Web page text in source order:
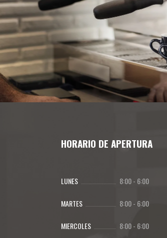
HORARIO DE APERTURA
LUNES 8:00- 6:00
MARTES 8:00- 6:00
MIERCOLES 8:00- 6:00